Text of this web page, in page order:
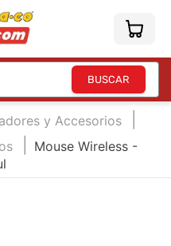
y Accesorios
Mouse Wireless -